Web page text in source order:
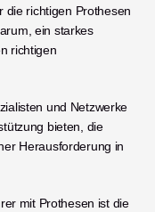
die richtigen Prothesen
ein starkes
richtigen
und Netzwerke
bieten, die
Herausforderung in
mit Prothesen ist die